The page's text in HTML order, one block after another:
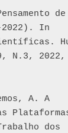
2022). In
N.3, 2022,
A. A
dos